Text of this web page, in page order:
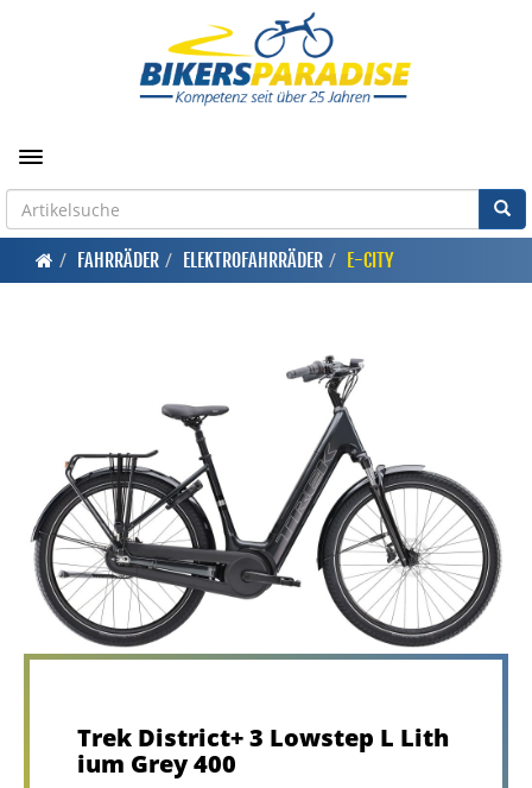
Toggle navigation
FAHRRÄDER ELEKTROFAHRRÄDER E-CITY
Trek District+ 3 Lowstep L Lith
ium Grey 400